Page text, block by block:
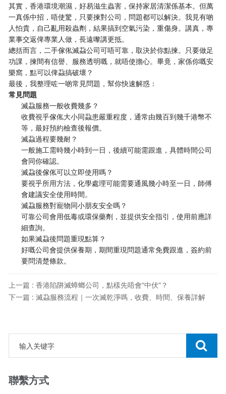
其實，香港環境潮濕，好易滋生蟲害，保持家居清潔係基本。但萬
一真係中招，唔使驚，只要揀對公司，問題都可以解決。我見有啲
人怕貴，自己亂用殺蟲劑，結果搞到空氣污染，重傷身。講真，專
業事交返俾專業人做，長遠嚟講更抵。
總括而言，二手傢俬滅蝨公司可唔可靠，取決於你點揀。只要做足
功課，揀間有信譽、服務透明嘅，就唔使擔心。畢竟，家係你嘅安
樂窩，點可以俾蝨搞破壞？
最後，我整理咗一啲常見問題，幫你快速解惑：
常見問題
滅蝨服務一般收費幾多？
收費視乎傢俬大小同蝨患嚴重程度，通常由幾百到幾千港幣不
等，最好預約檢查後報價。
滅蝨過程要幾耐？
一般施工需時幾小時到一日，後續可能需跟進，具體時間公司
會同你確認。
滅蝨後傢俬可以立即使用嗎？
要視乎所用方法，化學處理可能需要通風幾小時至一日，師傅
會建議安全使用時間。
滅蝨服務對寵物同小朋友安全嗎？
可靠公司會用低毒或環保藥劑，並提供安全指引，使用前應詳
細查詢。
如果滅蝨後問題重現點算？
好嘅公司會提供保養期，期間重現問題通常免費跟進，簽約前
要問清楚條款。
上一篇 : 香港陷阱滅蟑螂公司，點樣先唔會“中伏”？
下一篇 : 滅蝨服務流程｜一次滅乾淨嗎，收費、時間、保養詳解
聯繫方式